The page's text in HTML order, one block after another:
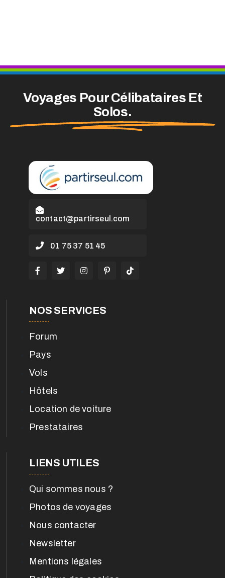
Voyages Pour Célibataires Et
Solos.
contact@partirseul.com
01 75 37 51 45
NOS SERVICES
Forum
Pays
Vols
Hôtels
Location de voiture
Prestataires
LIENS UTILES
Qui sommes nous ?
Photos de voyages
Nous contacter
Newsletter
Mentions légales